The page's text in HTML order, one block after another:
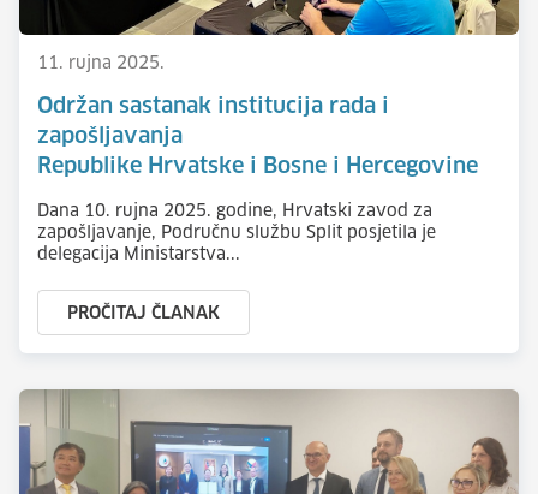
11. rujna 2025.
Održan sastanak institucija rada i
zapošljavanja
Republike Hrvatske i Bosne i Hercegovine
Dana 10. rujna 2025. godine, Hrvatski zavod za
zapošljavanje, Područnu službu Split posjetila je
delegacija Ministarstva...
PROČITAJ ČLANAK